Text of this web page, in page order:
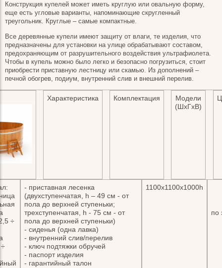
Конструкция купелей может иметь круглую или овальную форму,
еще есть угловые варианты, напоминающие скругленный
треугольник. Круглые – самые компактные.
Все деревянные купели имеют защиту от влаги, те изделия, что
предназначены для установки на улице обрабатывают составом,
предохраняющим от разрушительного воздействия ультрафиолета.
Чтобы в купель можно было легко и безопасно погрузиться, стоит
приобрести приставную лестницу или скамью. Из дополнений –
печной обогрев, подиум, внутренний слив и внешний перелив.
Характеристика Комплектация
Модели
(ШхГхВ)
÷
- приставная лесенка
(двухступенчатая, h – 49 см - от
пола до верхней ступеньки;
трехступенчатая, h - 75 см - от
пола до верхней ступеньки)
- сиденья (одна лавка)
- внутренний слив/перелив
- ключ подтяжки обручей
- паспорт изделия
- гарантийный талон
1100х1100х1000h
по